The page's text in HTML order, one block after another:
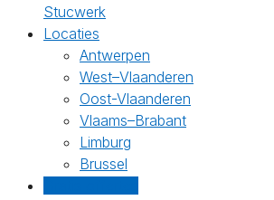
Stucwerk
Locaties
Antwerpen
West–Vlaanderen
Oost-Vlaanderen
Vlaams–Brabant
Limburg
Brussel